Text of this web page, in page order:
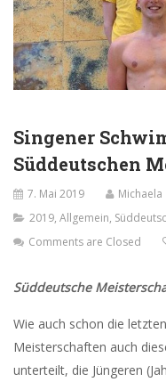
Singener
Süddeutschen
7. Mai 2019
Michaela
2019, Allgemein,
Comments are Closed
Süddeutsche
Wie auch schon die
Meisterschaften auch
unterteilt, die Jüngeren